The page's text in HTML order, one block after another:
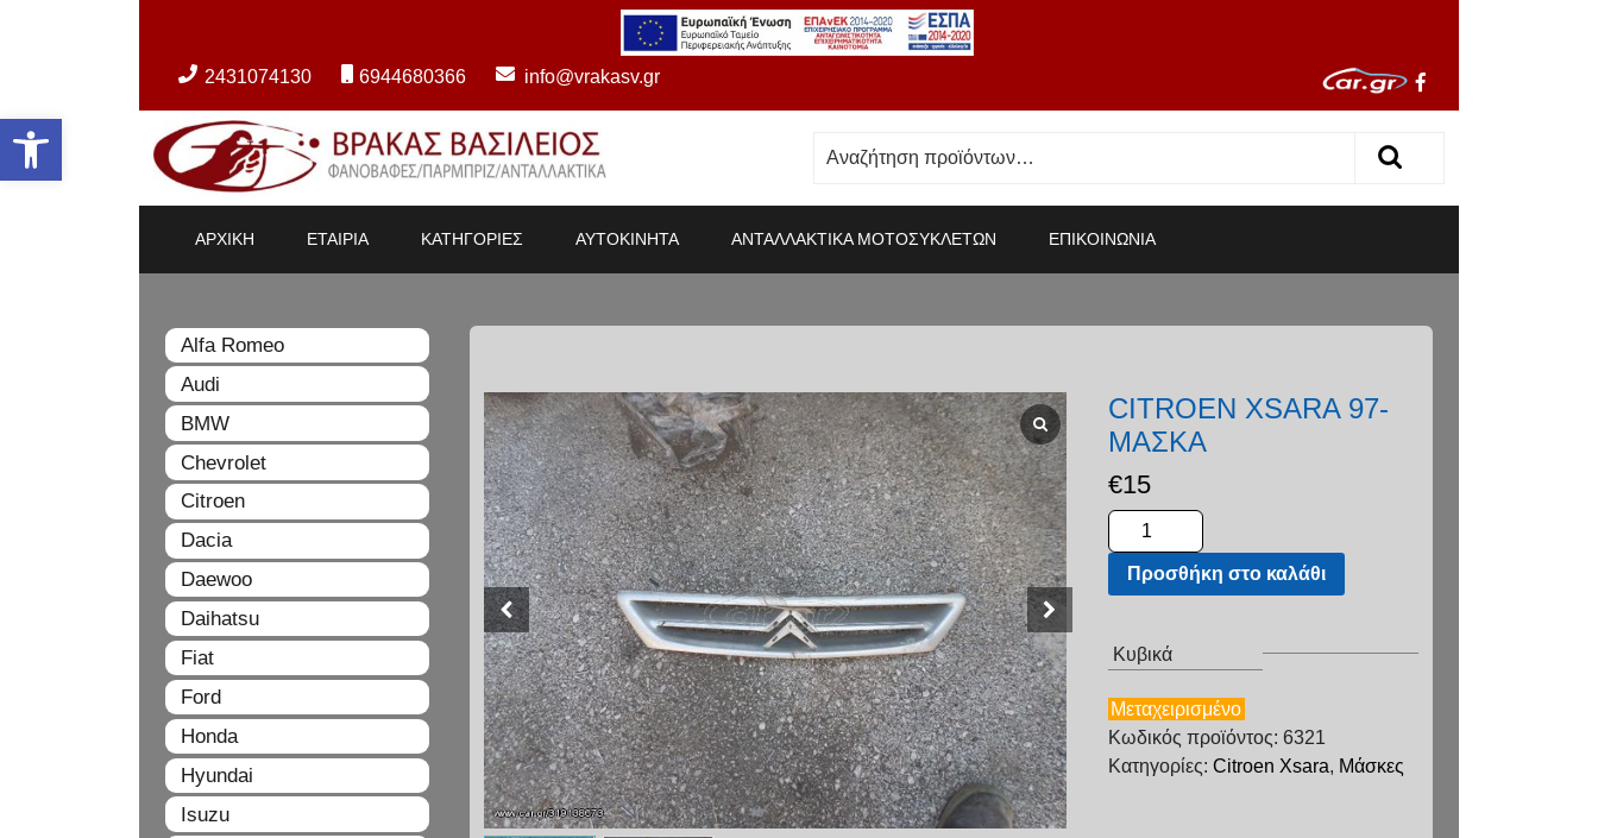
Ανοίξτε τη γραμμή εργαλείων
2431074130 6944680366 info@vrakasv.gr
ΑΡΧΙΚΗ ΕΤΑΙΡΙΑ ΚΑΤΗΓΟΡΙΕΣ ΑΥΤΟΚΙΝΗΤΑ ΑΝΤΑΛΛΑΚΤΙΚΑ ΜΟΤΟΣΥΚΛΕΤΩΝ ΕΠΙΚΟΙΝΩΝΙΑ
CITROEN XSARA 97-
ΜΑΣΚΑ
€15
Προσθήκη στο καλάθι
Κυβικά
Μεταχειρισμένο
Κωδικός προϊόντος: 6321
Κατηγορίες: Citroen Xsara, Μάσκες
Alfa Romeo
Audi
BMW
Chevrolet
Citroen
Dacia
Daewoo
Daihatsu
Fiat
Ford
Honda
Hyundai
Isuzu